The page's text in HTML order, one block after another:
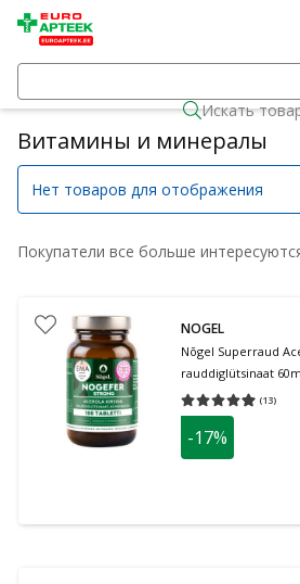
Искать
Витамины и минералы
Нет товаров для отображения
Покупатели все больше
NOGEL
Nõgel Superraud
rauddiglütsinaat
(13)
Средняя оценка 4.92
-17%